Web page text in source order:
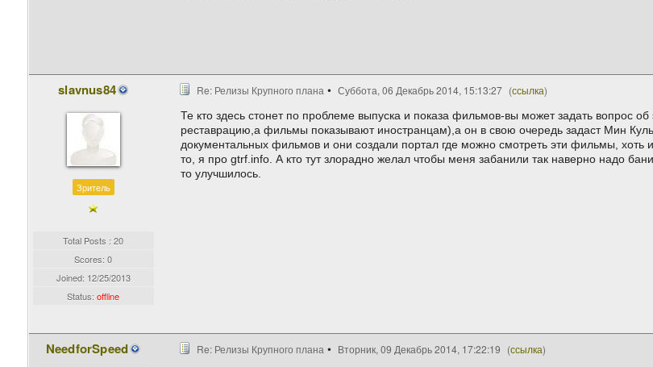
slavnus84
Зритель
Total Posts : 20
Scores: 0
Joined: 12/25/2013
Status:offline
Re: Релизы Крупного плана Суббота, 06 Декабрь 2014, 15:13:27 (ссылка)
Те кто здесь стонет по проблеме выпуска и показа фильмов-вы может задать вопрос об
реставрацию,а фильмы показывают иностранцам),а он в свою очередь задаст Мин
документальных фильмов и они создали портал где можно смотреть эти фильмы, хоть
то, я про gtrf.info. А кто тут злорадно желал чтобы меня забанили так наверно надо
то улучшилось.
NeedforSpeed Re: Релизы Крупного плана Вторник, 09 Декабрь 2014, 17:22:19 (ссылка)